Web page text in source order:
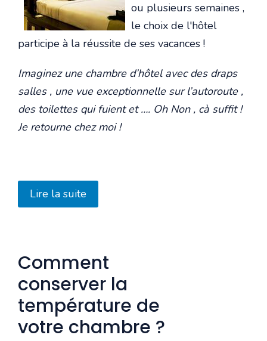
ou plusieurs semaines ,
le choix de l'hôtel
participe à la réussite de ses vacances !
Imaginez une chambre d’hôtel avec des draps
salles , une vue exceptionnelle sur l’autoroute ,
des toilettes qui fuient et …. Oh Non , cà suffit !
Je retourne chez moi !
Lire la suite
Comment
conserver la
température de
votre chambre ?